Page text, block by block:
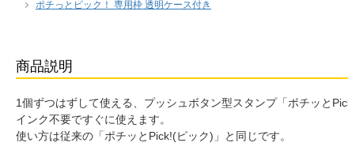
ポチっとピック！ 専用枠 透明ケース付き
商品説明
1個ずつはずして使える、プッシュボタン型スタンプ「ポチッと
インク不要ですぐに使えます。
使い方は従来の「ポチッとPick!(ピック)」と同じです。